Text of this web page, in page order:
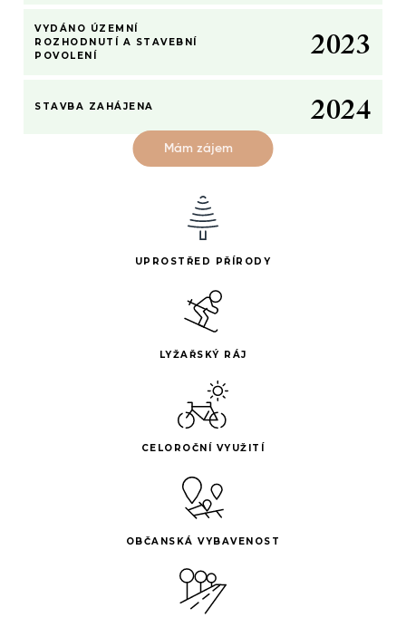
2023
VYDÁNO ÚZEMNÍ
ROZHODNUTÍ A STAVEBNÍ
POVOLENÍ
–
0
20
–
0
2
1
2
4
STAVBA ZAHÁJENA
Mám zájem
UPROSTŘED PŘÍRODY
LYŽAŘSKÝ RÁJ
CELOROČNÍ VYUŽITÍ
OBČANSKÁ VYBAVENOST